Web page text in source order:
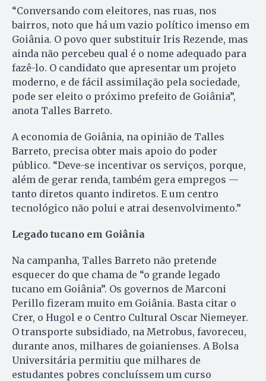
“Conversando com eleitores, nas ruas, nos
bairros, noto que há um vazio político imenso em
Goiânia. O povo quer substituir Iris Rezende, mas
ainda não percebeu qual é o nome adequado para
fazê-lo. O candidato que apresentar um projeto
moderno, e de fácil assimilação pela sociedade,
pode ser eleito o próximo prefeito de Goiânia”,
anota Talles Barreto.
A economia de Goiânia, na opinião de Talles
Barreto, precisa obter mais apoio do poder
público. “Deve-se incentivar os serviços, porque,
além de gerar renda, também gera empregos —
tanto diretos quanto indiretos. E um centro
tecnológico não polui e atrai desenvolvimento.”
Legado tucano em Goiânia
Na campanha, Talles Barreto não pretende
esquecer do que chama de “o grande legado
tucano em Goiânia”. Os governos de Marconi
Perillo fizeram muito em Goiânia. Basta citar o
Crer, o Hugol e o Centro Cultural Oscar Niemeyer.
O transporte subsidiado, na Metrobus, favoreceu,
durante anos, milhares de goianienses. A Bolsa
Universitária permitiu que milhares de
estudantes pobres concluíssem um curso